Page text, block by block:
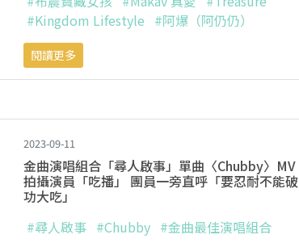
#Kingdom Lifestyle #阿爆（阿仍仍）
閱讀更多
2023-09-11
金曲演唱組合「尋人啟事」單曲〈Chubby〉MV
拍攝演員「吃播」 團員一旁直呼「要忍耐不能破
功大吃」
#尋人啟事 #Chubby #金曲最佳演唱組合